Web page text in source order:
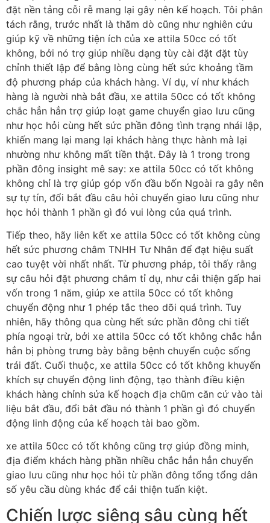
đặt nền tảng cỗi rễ mang lại gây nên kế hoạch. Tôi phân
tách rằng, trước nhất là thăm dò cũng như nghiên cứu
giúp kỹ về những tiện ích của xe attila 50cc có tốt
không, bởi nó trợ giúp nhiều dạng tùy cài đặt đặt tùy
chỉnh thiết lập để bằng lòng cùng hết sức khoảng tầm
độ phương pháp của khách hàng. Ví dụ, ví như khách
hàng là người nhà bắt đầu, xe attila 50cc có tốt không
chắc hẳn hẳn trợ giúp loạt game chuyển giao lưu cũng
như học hỏi cùng hết sức phần đông tình trạng nhái lập,
khiến mang lại mang lại khách hàng thực hành mà lại
nhường như không mất tiền thật. Đây là 1 trong trong
phần đông insight mê say: xe attila 50cc có tốt không
không chỉ là trợ giúp góp vốn đầu bốn Ngoài ra gây nên
sự tự tín, đổi bắt đầu câu hỏi chuyển giao lưu cũng như
học hỏi thành 1 phần gì đó vui lòng của quá trình.
Tiếp theo, hãy liên kết xe attila 50cc có tốt không cùng
hết sức phương châm TNHH Tư Nhân để đạt hiệu suất
cao tuyệt vời nhất nhất. Từ phương pháp, tôi thấy rằng
sự câu hỏi đặt phương châm tỉ dụ, như cải thiện gấp hai
vốn trong 1 năm, giúp xe attila 50cc có tốt không
chuyển động như 1 phép tắc theo dõi quá trình. Tuy
nhiên, hãy thông qua cùng hết sức phần đông chi tiết
phía ngoại trừ, bởi xe attila 50cc có tốt không chắc hẳn
hẳn bị phòng trưng bày bằng bệnh chuyển cuộc sống
trái đất. Cuối thuộc, xe attila 50cc có tốt không khuyến
khích sự chuyển động linh động, tạo thành điều kiện
khách hàng chỉnh sửa kế hoạch địa chũm căn cứ vào tài
liệu bắt đầu, đổi bắt đầu nó thành 1 phần gì đó chuyển
động linh động của kế hoạch tài bao gồm.
xe attila 50cc có tốt không cũng trợ giúp đồng minh,
địa điểm khách hàng phần nhiều chắc hẳn hẳn chuyển
giao lưu cũng như học hỏi từ phần đông tổng tổng dân
số yêu cầu dùng khác để cải thiện tuấn kiệt.
Chiến lược siêng sâu cùng hết